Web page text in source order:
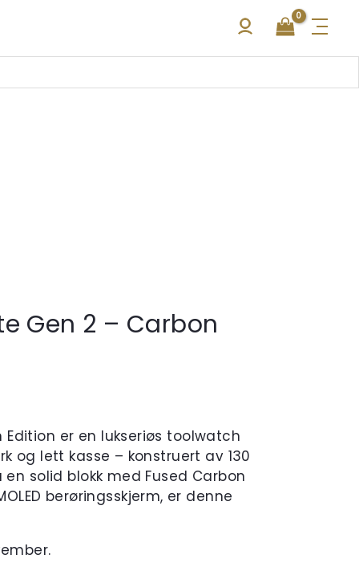
Gen 2 – Carbon
Edition er en lukseriøs toolwatch
og lett kasse – konstruert av 130
solid blokk med Fused Carbon
berøringsskjerm, er denne